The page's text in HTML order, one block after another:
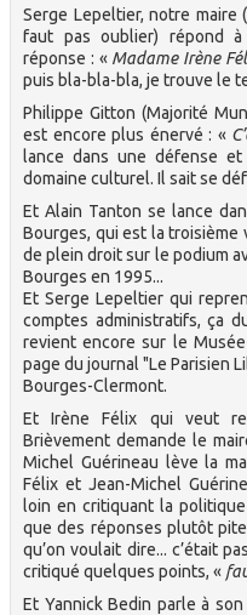
Serge Lepeltier, notre maire
faut pas oublier) répond
réponse : « Madame Irène
puis bla-bla-bla, je trouve le
Philippe Gitton (Majorité
est encore plus énervé : «
lance dans une défense
domaine culturel. Il sait se
Et Alain Tanton se lance
Bourges, qui est la
de plein droit sur le podium
Bourges en 1995...
Et Serge Lepeltier qui
comptes administratifs, ça
revient encore sur le
page du journal "Le Parisien
Bourges-Clermont.
Et Irène Félix qui veut
Brièvement demande le
Michel Guérineau lève la
Félix et Jean-Michel
loin en critiquant la
que des réponses plutôt
qu’on voulait dire... c’était
critiqué quelques points, «
Et Yannick Bedin parle à